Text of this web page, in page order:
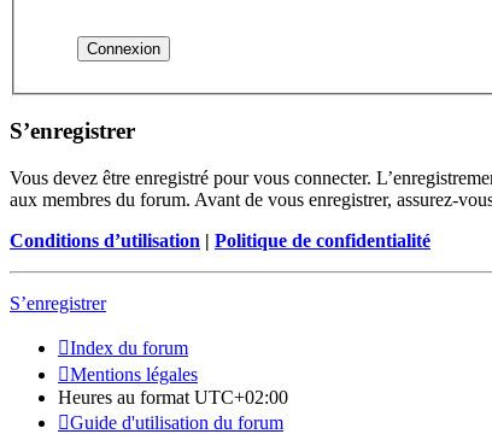
S’enregistrer
Vous devez être enregistré pour vous connecter.
aux membres du forum. Avant de vous enregistrer, assurez-
Conditions d’utilisation | Politique de confidentialité
S’enregistrer
Index du forum
Mentions légales
Heures au format UTC+02:00
Guide d'utilisation du forum